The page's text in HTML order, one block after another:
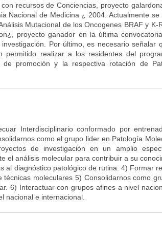
recursos de Conciencias, proyecto
Nacional de Medicina ¿ 2004. Actualmente se
Mutacional de los Oncogenes BRAF y K-
proyecto ganador en la última
Por último, es necesario señalar
permitido realizar a los residentes del
promoción y la respectiva rotación de
Interdisciplinario conformado por
como el grupo lider en Patología
de investigación en un amplio
el análisis molecular para contribuir a su
al diagnóstico patológico de rutina. 4) Formar
moleculares 5) Consolidarnos como
6) Interactuar con grupos afines a nivel
nacional e internacional.